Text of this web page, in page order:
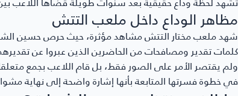
مظاهر الوداع داخل ملعب التتش
شهد ملعب مختار التتش مشاهد مؤثرة، حيث حرص حسين
كلمات تقدير ومصافحات من الحاضرين الذين عبروا عن
ولم يقتصر الأمر على الصور فقط، بل قام اللاعب بجمع
في خطوة فسرتها المتابعة بأنها إشارة واضحة إلى نهاية